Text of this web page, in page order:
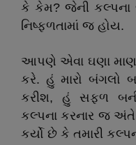
કે કેમ? જેની કલ્પના
નિષ્ફળતામાં જ હોય.
આપણે એવા ઘણા
કરે. હું મારો બંગલો
કરીશ, હું સફળ
કલ્પના કરનાર જ
કર્યો છે કે તમારી